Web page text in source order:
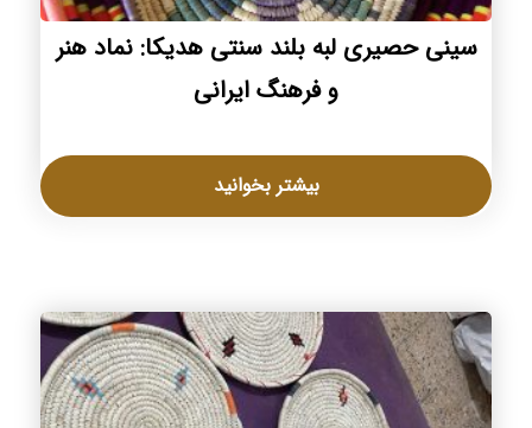
سینی حصیری لبه بلند سنتی هدیکا: نماد هنر
و فرهنگ ایرانی
بیشتر بخوانید